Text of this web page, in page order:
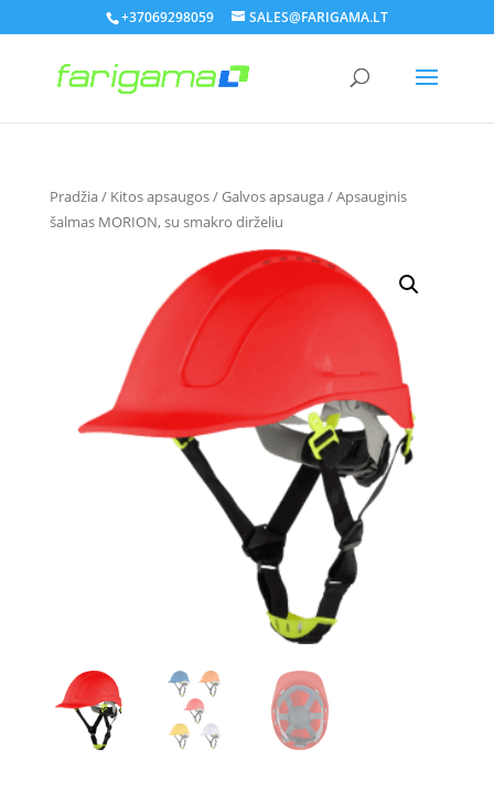
+37069298059 SALES@FARIGAMA.LT
Pradžia/ Kitos apsaugos/Galvos apsauga/ Apsauginis
šalmas MORION, su smakro dirželiu